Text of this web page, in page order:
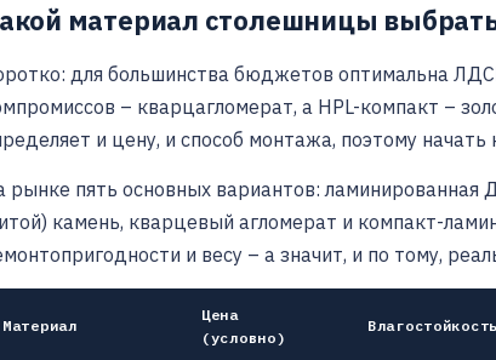
материал столешницы
для большинства бюджетов оптимальна
– кварцагломерат, а HPL-компакт –
и цену, и способ монтажа, поэтому начать
рынке пять основных вариантов:
камень, кварцевый агломерат и компакт-
и весу – а значит, и по тому,
Материал
Цена
(условно)
Влагостойкость